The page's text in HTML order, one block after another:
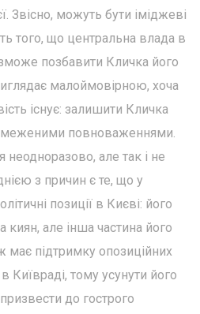
Звісно, можуть бути іміджеві
того, що центральна влада в
позбавити Кличка його
малоймовірною, хоча
існує: залишити Кличка
повноваженнями.
неодноразово, але так і не
з причин є те, що у
позиції в Києві: його
киян, але інша частина його
має підтримку опозиційних
Київраді, тому усунути його
до гострого